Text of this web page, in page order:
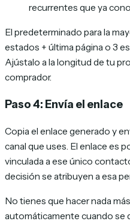
recurrentes que ya
El predeterminado para la
estados + última página o 3
Ajústalo a la longitud de tu
comprador.
Paso 4: Envía el enlace
Copia el enlace generado y
canal que uses. El enlace es
vinculada a ese único
decisión se atribuyen a esa
No tienes que hacer nada
automáticamente cuando se